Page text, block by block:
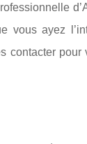
vous ayez
contacter